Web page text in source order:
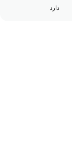
دارد